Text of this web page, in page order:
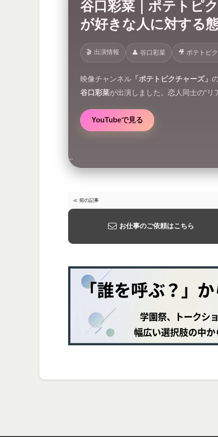
谷口彩菜｜ポテトピ
が好きな人に対する
🎬 出演情報 👤 谷口彩菜 🎥 ポテトピ
映像チャンネル「ポテトピクチャーズ」
谷口彩菜が出演しました。恋人同士の“
YouTubeで見る
“`
≪ 前の記事
お仕事のご依頼はこちら